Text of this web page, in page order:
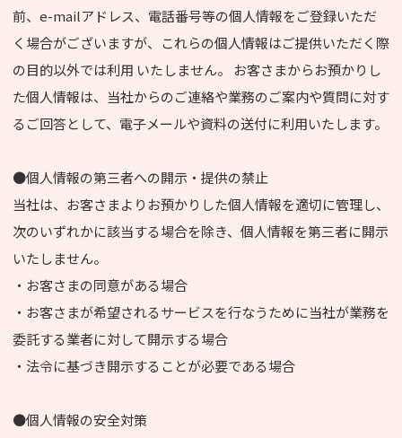
前、e-mailアドレス、電話番号等の個人情報をご登録いただ
く場合がございますが、これらの個人情報はご提供いただく際
の目的以外では利用 いたしません。 お客さまからお預かりし
た個人情報は、当社からのご連絡や業務のご案内や質問に対す
るご回答として、電子メールや資料の送付に利用いたします。
●個人情報の第三者への開示・提供の禁止
当社は、お客さまよりお預かりした個人情報を適切に管理し、
次のいずれかに該当する場合を除き、個人情報を第三者に開示
いたしません。
・お客さまの同意がある場合
・お客さまが希望されるサービスを行なうために当社が業務を
委託する業者に対して開示する場合
・法令に基づき開示することが必要である場合
●個人情報の安全対策